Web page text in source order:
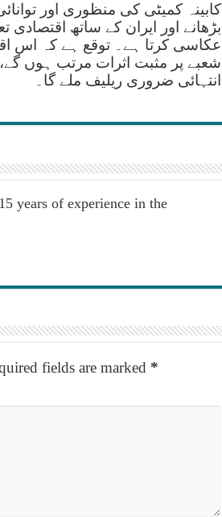
کابینہ کمیٹی کی منظوری اور
بڑھانے اور ایران کے ساتھ
عکاسی کرتا ہے۔ توقع ہے کہ اس
شعبے پر مثبت اثرات مرتب ہوں
انتہائی ضروری ریلیف ملے گا۔
years of experience in the
fields are marked *